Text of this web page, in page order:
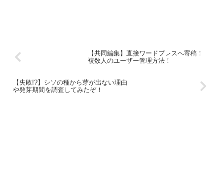
【共同編集】直接ワードプレスへ寄稿！
複数人のユーザー管理方法！
【失敗!?】シソの種から芽が出ない理由
や発芽期間を調査してみたぞ！